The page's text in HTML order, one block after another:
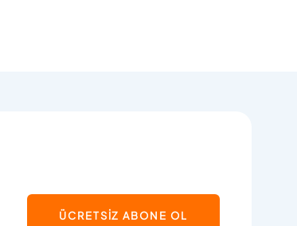
ÜCRETSİZ ABONE OL